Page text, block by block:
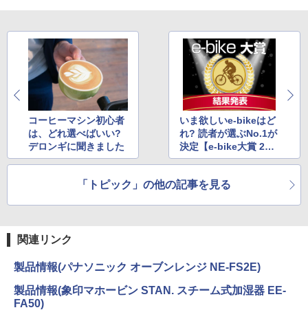
コーヒーマシン初心者
は、どれ選べばいい?
デロンギに聞きました
いま欲しいe-bikeはど
れ? 読者が選ぶNo.1が
決定【e-bike大賞 202
5】
「トピック」の他の記事を見る
関連リンク
製品情報(パナソニック オーブンレンジ NE-FS2E)
製品情報(象印マホービン STAN. スチーム式加湿器 EE-
FA50)